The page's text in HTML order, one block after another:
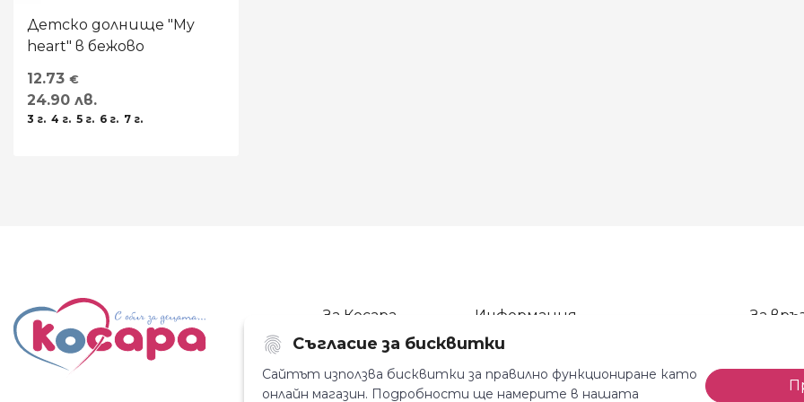
Детско долнище "My
heart" в бежово
12.73 €
24.90 лв.
3 г. 4 г. 5 г. 6 г. 7 г.
За Косара
За нас
Магазини
Новини
Информация
Общи условия
Декларация за поверителност
Доставка и плащане
За
тел:
e-mail:
Съгласие за бисквитки
Сайтът използва бисквитки за правилно функциониране като
онлайн магазин. Подробности ще намерите в нашата